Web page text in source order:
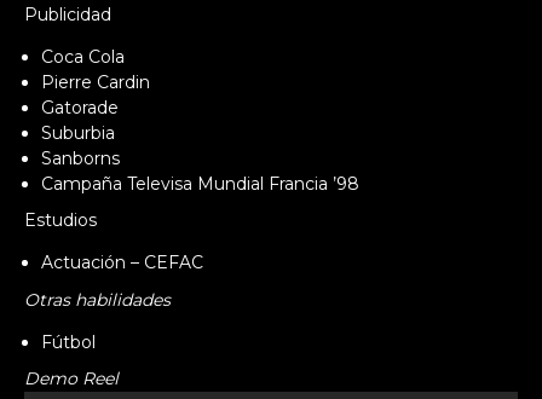
Publicidad
Coca Cola
Pierre Cardin
Gatorade
Suburbia
Sanborns
Campaña Televisa Mundial Francia ’98
Estudios
Actuación – CEFAC
Otras habilidades
Fútbol
Demo Reel